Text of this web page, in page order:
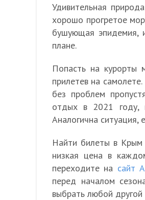
Удивительная
хорошо прогретое
бушующая эпидемия,
плане.
Попасть на курорты
прилетев на
без проблем
отдых в 2021 году,
Аналогична ситуация,
Найти билеты в Крым
низкая цена в
переходите на сайт
перед началом
выбрать любой